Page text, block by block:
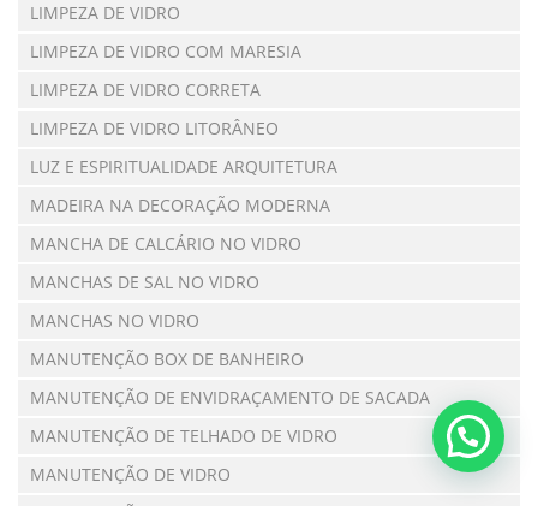
LIMPEZA DE VIDRO
LIMPEZA DE VIDRO COM MARESIA
LIMPEZA DE VIDRO CORRETA
LIMPEZA DE VIDRO LITORÂNEO
LUZ E ESPIRITUALIDADE ARQUITETURA
MADEIRA NA DECORAÇÃO MODERNA
MANCHA DE CALCÁRIO NO VIDRO
MANCHAS DE SAL NO VIDRO
MANCHAS NO VIDRO
MANUTENÇÃO BOX DE BANHEIRO
MANUTENÇÃO DE ENVIDRAÇAMENTO DE SACADA
MANUTENÇÃO DE TELHADO DE VIDRO
MANUTENÇÃO DE VIDRO